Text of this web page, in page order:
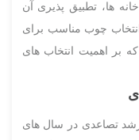
ها، تطبیق پذیری آن
چوب مناسب برای
بر اهمیت انتخاب های
تصاعدی در سال های